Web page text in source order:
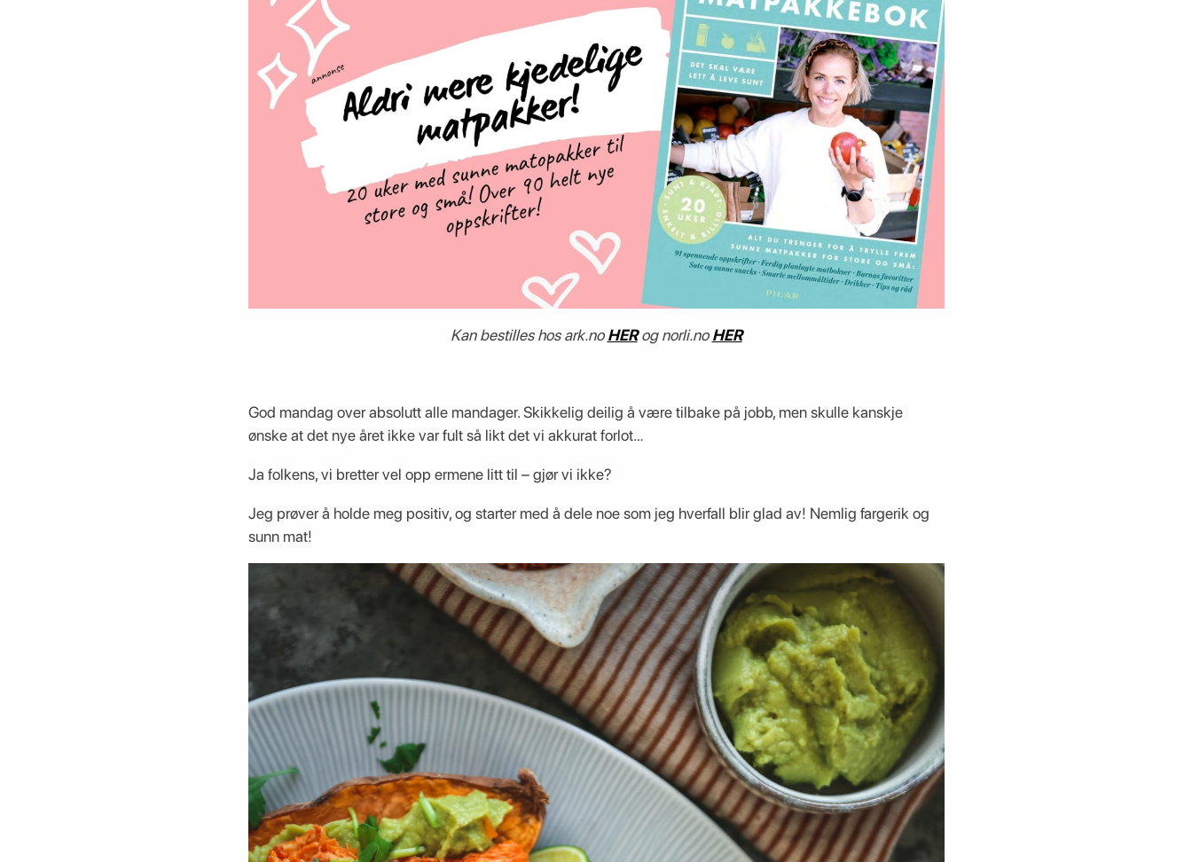
Kan bestilles hos ark.noHERog norli.noHER
God mandag over absolutt alle mandager. Skikkelig deilig å være tilbake på jobb, men skulle kanskje
ønske at det nye året ikke var fult så likt det vi akkurat forlot…
Ja folkens, vi bretter vel opp ermene litt til – gjør vi ikke?
Jeg prøver å holde meg positiv, og starter med å dele noe som jeg hverfall blir glad av! Nemlig fargerik og
sunn mat!